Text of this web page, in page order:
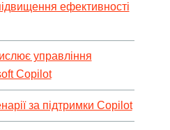
ефективності
управління
Copilot
за підтримки Copilot